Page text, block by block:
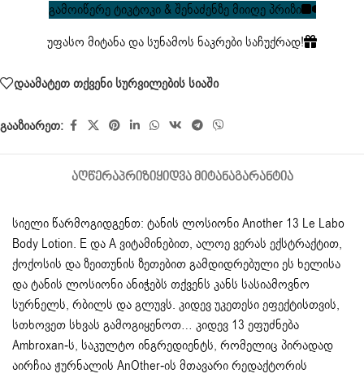
გამოიწერე ტიკტოკი & შენაძენზე მიიღე პრიზი
უფასო მიტანა და სუნამოს ნაკრები საჩუქრად!
დაამატეთ თქვენი სურვილების სიაში
გააზიარეთ:
ᲐᲦᲬᲔᲠᲐᲞᲠᲘᲖᲘᲧᲘᲓᲕᲐ ᲛᲘᲢᲐᲜᲐᲒᲐᲠᲐᲜᲢᲘᲐ
სიელი წარმოგიდგენთ: ტანის ლოსიონი Another 13 Le Labo
Body Lotion. E და A ვიტამინებით, ალოე ვერას ექსტრაქტით,
ქოქოსის და ზეითუნის ზეთებით გამდიდრებული ეს ხელისა
და ტანის ლოსიონი ანიჭებს თქვენს კანს სასიამოვნო
სურნელს, რბილს და გლუვს. კიდევ უკეთესი ეფექტისთვის,
სთხოვეთ სხვას გამოგიყენოთ… კიდევ 13 ეფუძნება
Ambroxan-ს, საკულტო ინგრედიენტს, რომელიც პირადად
აირჩია ჟურნალის AnOther-ის მთავარი რედაქტორის